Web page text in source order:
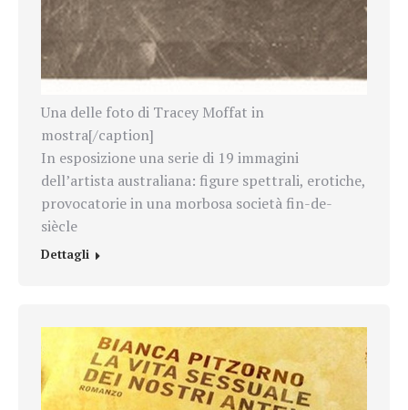
Una delle foto di Tracey Moffat in
mostra[/caption]
In esposizione una serie di 19 immagini
dell’artista australiana: figure spettrali, erotiche,
provocatorie in una morbosa società fin-de-
siècle
Dettagli